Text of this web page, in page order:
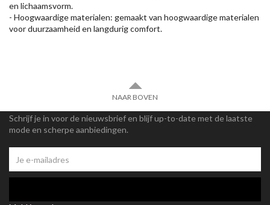
en lichaamsvorm.
- Hoogwaardige materialen: gemaakt van hoogwaardige materialen
voor duurzaamheid en langdurig comfort.
NAAR BOVEN
Schrijf je in voor de nieuwsbrief en blijf up-to-date met de laatste
mode en scherpe aanbiedingen.